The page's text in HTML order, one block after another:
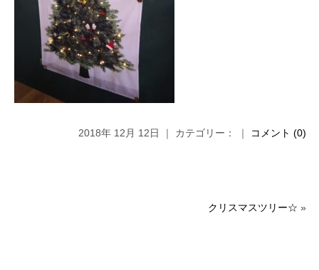
2018年 12月 12日 ｜ カテゴリー： ｜ コメント (0)
クリスマスツリー☆ »